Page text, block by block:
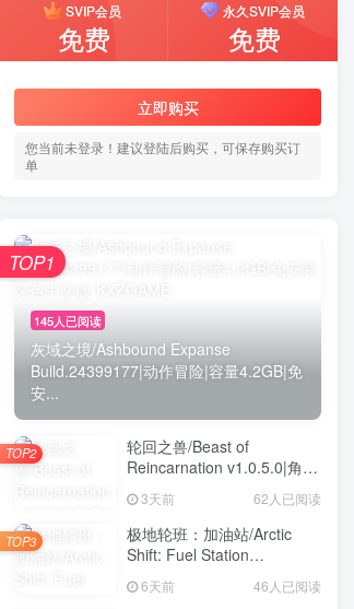
SVIP会员
免费
永久SVIP会员
免费
立即购买
您当前未登录！建议登陆后购买，可保存购买订
单
145人已阅读
灰域之境/Ashbound Expanse
Build.24399177|动作冒险|容量4.2GB|免
安...
TOP1
轮回之兽/Beast of
Reincarnation v1.0.5.0|角色
色中文版
3天前 62人已阅读
TOP2
极地轮班：加油站/Arctic
Shift: Fuel Station
Build.24404863|模拟经营|容
量8GB|免安装绿色中文版
6天前 46人已阅读
TOP3